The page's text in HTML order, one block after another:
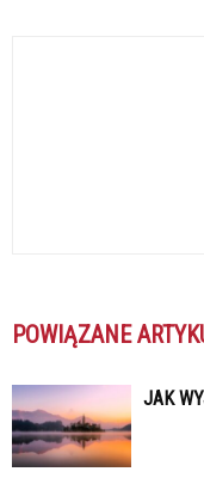
POWIĄZANE
JAK